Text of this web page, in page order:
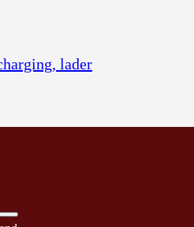
lader